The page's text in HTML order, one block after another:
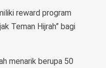
reward program
Teman Hijrah” bagi
menarik berupa 50